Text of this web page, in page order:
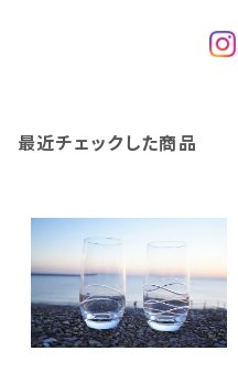
最近チェックした商品